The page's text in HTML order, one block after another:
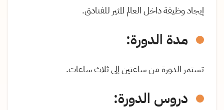
إيجاد وظيفة داخل العالم المثير للفنادق.
مدة الدورة:
تستمر الدورة من ساعتين إلى ثلاث ساعات.
دروس الدورة: